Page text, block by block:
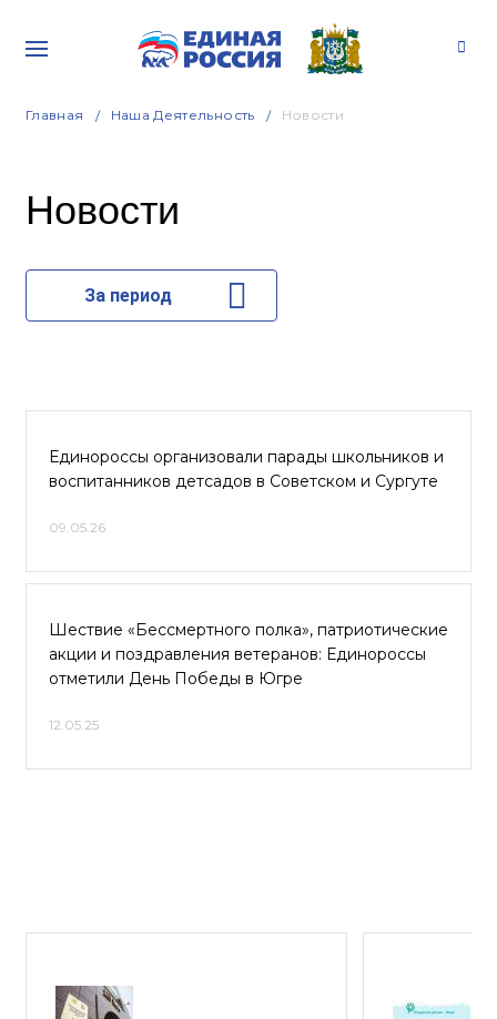
Главная Наша Деятельность Новости
Новости
За период
Единороссы организовали парады школьников и
воспитанников детсадов в Советском и Сургуте
09.05.26
Шествие «Бессмертного полка», патриотические
акции и поздравления ветеранов: Единороссы
отметили День Победы в Югре
12.05.25